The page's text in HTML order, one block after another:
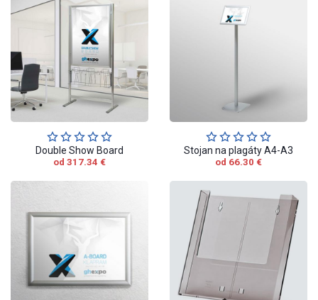
Double Show Board
od 317.34 €
Stojan na plagáty A4-A3
od 66.30 €